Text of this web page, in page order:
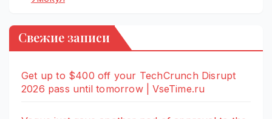
Свежие записи
Get up to $400 off your TechCrunch Disrupt
2026 pass until tomorrow | VseTime.ru